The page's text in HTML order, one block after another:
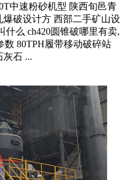
中速粉砂机型 陕西旬邑青
破设计方 西部二手矿山设
么 ch420圆锥破哪里有卖,
数 80TPH履带移动破碎站
灰石 ...